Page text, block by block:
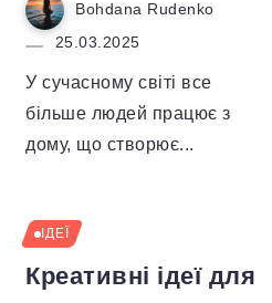
Bohdana Rudenko
25.03.2025
У сучасному світі все
більше людей працює з
дому, що створює...
ІДЕЇ
Креативні ідеї для